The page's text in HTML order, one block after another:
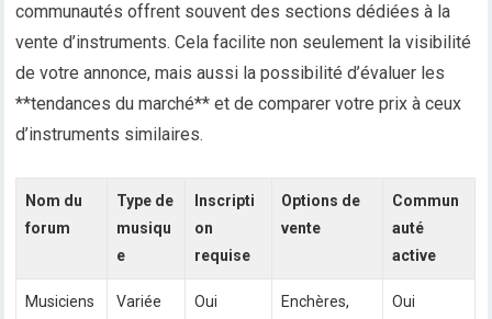
communautés offrent souvent des sections dédiées à la
vente d’instruments. Cela facilite non seulement la visibilité
de votre annonce, mais aussi la possibilité d’évaluer les
**tendances du marché** et de comparer votre prix à ceux
d’instruments similaires.
Nom du
forum
Type de
musiqu
e
Inscripti
on
requise
Options de
vente
Commun
auté
active
Musiciens
Variée Oui
Enchères,
Oui